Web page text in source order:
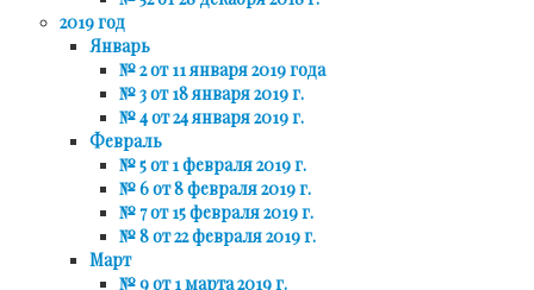
2019 год
Январь
№ 2 от 11 января 2019 года
№ 3 от 18 января 2019 г.
№ 4 от 24 января 2019 г.
Февраль
№ 5 от 1 февраля 2019 г.
№ 6 от 8 февраля 2019 г.
№ 7 от 15 февраля 2019 г.
№ 8 от 22 февраля 2019 г.
Март
№ 9 от 1 марта 2019 г.